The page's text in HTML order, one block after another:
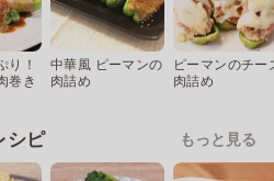
り！
巻き
中華風 ピーマンの
肉詰め
ピーマンのチー
肉詰め
シピ もっと見る